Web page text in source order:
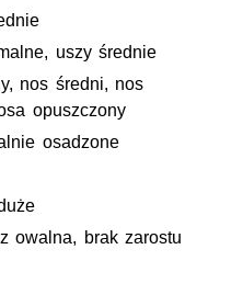
uszy średnie
nos średni, nos
opuszczony
osadzone
owalna, brak zarostu